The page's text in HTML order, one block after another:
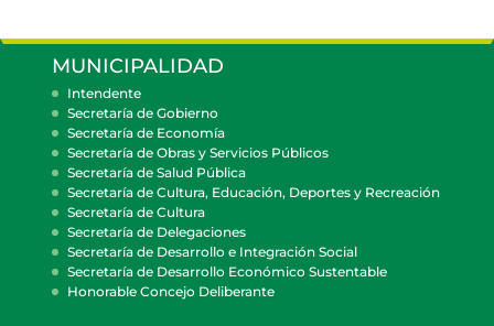
MUNICIPALIDAD
Intendente
Secretaría de Gobierno
Secretaría de Economía
Secretaría de Obras y Servicios Públicos
Secretaría de Salud Pública
Secretaría de Cultura, Educación, Deportes y Recreación
Secretaría de Cultura
Secretaría de Delegaciones
Secretaría de Desarrollo e Integración Social
Secretaría de Desarrollo Económico Sustentable
Honorable Concejo Deliberante